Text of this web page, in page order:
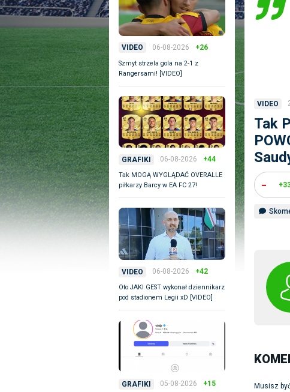
VIDEO 06-08-2026 +26
Szmyt strzela gola na 2-1 z
Rangersami! [VIDEO]
GRAFIKI 06-08-2026 +44
Tak MOGĄ WYGLĄDAĆ OVERALLE
piłkarzy Barcy w EA FC 27!
VIDEO 06-08-2026 +42
Oto JAKI GEST wykonał dziennikarz
pod stadionem Legii xD [VIDEO]
GRAFIKI 05-08-2026 +15
VIDEO
Tak
-
Musisz